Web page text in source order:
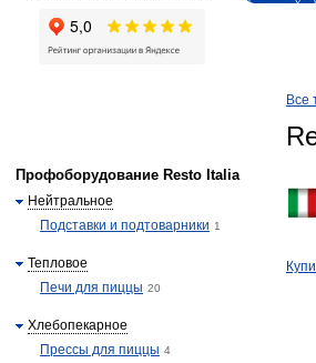
Все
Профоборудование Resto Italia
Нейтральное
Подставки и подтоварники 1
Тепловое
Печи для пиццы 20
Хлебопекарное
Прессы для пиццы 4